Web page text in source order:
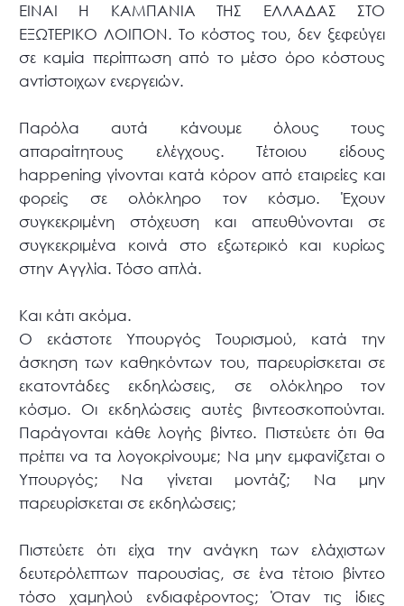
ΕΙΝΑΙ Η ΚΑΜΠΑΝΙΑ ΤΗΣ ΕΛΛΑΔΑΣ ΣΤΟ
ΕΞΩΤΕΡΙΚΟ ΛΟΙΠΟΝ. Το κόστος του, δεν ξεφεύγει
σε καμία περίπτωση από το μέσο όρο κόστους
αντίστοιχων ενεργειών.
Παρόλα αυτά κάνουμε όλους τους
απαραίτητους ελέγχους. Τέτοιου είδους
happening γίνονται κατά κόρον από εταιρείες και
φορείς σε ολόκληρο τον κόσμο. Έχουν
συγκεκριμένη στόχευση και απευθύνονται σε
συγκεκριμένα κοινά στο εξωτερικό και κυρίως
στην Αγγλία. Τόσο απλά.
Και κάτι ακόμα.
Ο εκάστοτε Υπουργός Τουρισμού, κατά την
άσκηση των καθηκόντων του, παρευρίσκεται σε
εκατοντάδες εκδηλώσεις, σε ολόκληρο τον
κόσμο. Οι εκδηλώσεις αυτές βιντεοσκοπούνται.
Παράγονται κάθε λογής βίντεο. Πιστεύετε ότι θα
πρέπει να τα λογοκρίνουμε; Να μην εμφανίζεται ο
Υπουργός; Να γίνεται μοντάζ; Να μην
παρευρίσκεται σε εκδηλώσεις;
Πιστεύετε ότι είχα την ανάγκη των ελάχιστων
δευτερόλεπτων παρουσίας, σε ένα τέτοιο βίντεο
τόσο χαμηλού ενδιαφέροντος; Όταν τις ίδιες